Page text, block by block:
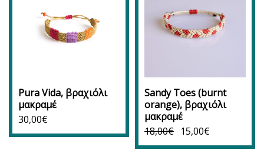
Pura Vida, βραχιόλι
μακραμέ
30,00€
Sandy Toes (burnt
orange), βραχιόλι
μακραμέ
18,00€ 15,00€